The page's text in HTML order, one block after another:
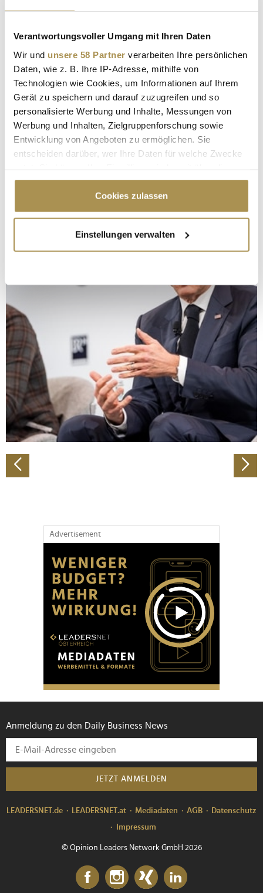
Verantwortungsvoller Umgang mit Ihren Daten
Wir und unsere 58 Partner verarbeiten Ihre persönlichen
Daten, wie z. B. Ihre IP-Adresse, mithilfe von
Technologien wie Cookies, um Informationen auf Ihrem
Gerät zu speichern und darauf zuzugreifen und so
personalisierte Werbung und Inhalte, Messungen von
Werbung und Inhalten, Zielgruppenforschung sowie
Entwicklung von Angeboten zu ermöglichen. Sie
entscheiden darüber, wer Ihre Daten für welche Zwecke
Cookie-Erklärung oder durch Klicken auf das Privacy
Trigger Symbol ändern oder widerrufen
Informationen über Ihre geografische Lage
erfassen, welche bis auf einige Meter genau sein
bestimmten Merkmalen (Fingerprinting) identifizieren
Erfahren Sie mehr darüber, wie Ihre persönlichen Daten
verarbeitet werden, und legen Sie Ihre Präferenzen im
Abschnitt Einzelheiten
Wir verwenden Cookies, um Inhalte und Anzeigen zu
personalisieren, Funktionen für soziale Medien anbieten
zu können und die Zugriffe auf unsere Website zu
analysieren. Außerdem geben wir Informationen zu Ihrer
Verwendung unserer Website an unsere Partner für
soziale Medien, Werbung und Analysen weiter. Unsere
Partner führen diese Informationen möglicherweise mit
weiteren Daten zusammen, die Sie ihnen bereitgestellt
Cookies zulassen
Einstellungen verwalten
Advertisement
Anmeldung zu den Daily Business News
JETZT ANMELDEN
LEADERSNET.de LEADERSNET.at Mediadaten AGB
Datenschutz
Impressum
© Opinion Leaders Network GmbH 2026